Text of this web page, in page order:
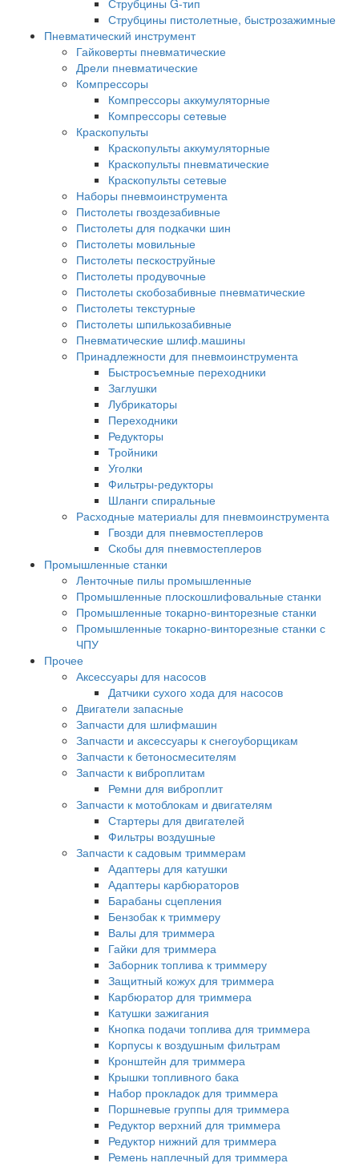
Струбцины G-тип
Струбцины пистолетные, быстрозажимные
Пневматический инструмент
Гайковерты пневматические
Дрели пневматические
Компрессоры
Компрессоры аккумуляторные
Компрессоры сетевые
Краскопульты
Краскопульты аккумуляторные
Краскопульты пневматические
Краскопульты сетевые
Наборы пневмоинструмента
Пистолеты гвоздезабивные
Пистолеты для подкачки шин
Пистолеты мовильные
Пистолеты пескоструйные
Пистолеты продувочные
Пистолеты скобозабивные пневматические
Пистолеты текстурные
Пистолеты шпилькозабивные
Пневматические шлиф.машины
Принадлежности для пневмоинструмента
Быстросъемные переходники
Заглушки
Лубрикаторы
Переходники
Редукторы
Тройники
Уголки
Фильтры-редукторы
Шланги спиральные
Расходные материалы для пневмоинструмента
Гвозди для пневмостеплеров
Скобы для пневмостеплеров
Промышленные станки
Ленточные пилы промышленные
Промышленные плоскошлифовальные станки
Промышленные токарно-винторезные станки
Промышленные токарно-винторезные станки с
ЧПУ
Прочее
Аксессуары для насосов
Датчики сухого хода для насосов
Двигатели запасные
Запчасти для шлифмашин
Запчасти и аксессуары к снегоуборщикам
Запчасти к бетоносмесителям
Запчасти к виброплитам
Ремни для виброплит
Запчасти к мотоблокам и двигателям
Стартеры для двигателей
Фильтры воздушные
Запчасти к садовым триммерам
Адаптеры для катушки
Адаптеры карбюраторов
Барабаны сцепления
Бензобак к триммеру
Валы для триммера
Гайки для триммера
Заборник топлива к триммеру
Защитный кожух для триммера
Карбюратор для триммера
Катушки зажигания
Кнопка подачи топлива для триммера
Корпусы к воздушным фильтрам
Кронштейн для триммера
Крышки топливного бака
Набор прокладок для триммера
Поршневые группы для триммера
Редуктор верхний для триммера
Редуктор нижний для триммера
Ремень наплечный для триммера